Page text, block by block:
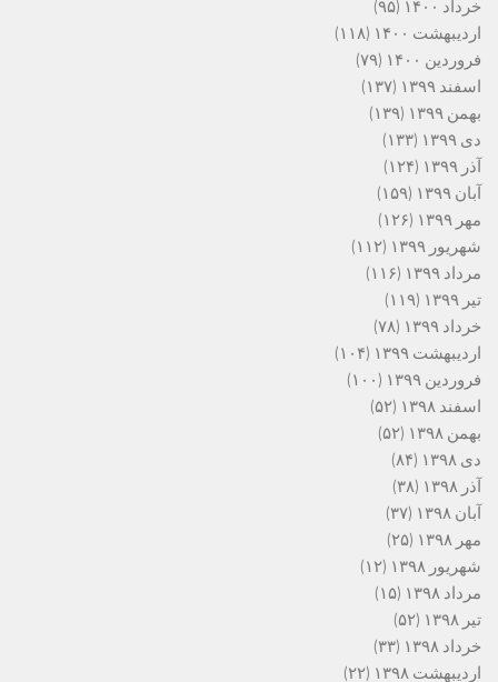
خرداد ۱۴۰۰
(۹۵)
اردیبهشت ۱۴۰۰
(۱۱۸)
فروردین ۱۴۰۰
(۷۹)
اسفند ۱۳۹۹
(۱۳۷)
بهمن ۱۳۹۹
(۱۳۹)
دی ۱۳۹۹
(۱۳۳)
آذر ۱۳۹۹
(۱۲۴)
آبان ۱۳۹۹
(۱۵۹)
مهر ۱۳۹۹
(۱۲۶)
شهریور ۱۳۹۹
(۱۱۲)
مرداد ۱۳۹۹
(۱۱۶)
تیر ۱۳۹۹
(۱۱۹)
خرداد ۱۳۹۹
(۷۸)
اردیبهشت ۱۳۹۹
(۱۰۴)
فروردین ۱۳۹۹
(۱۰۰)
اسفند ۱۳۹۸
(۵۲)
بهمن ۱۳۹۸
(۵۲)
دی ۱۳۹۸
(۸۴)
آذر ۱۳۹۸
(۳۸)
آبان ۱۳۹۸
(۳۷)
مهر ۱۳۹۸
(۲۵)
شهریور ۱۳۹۸
(۱۲)
مرداد ۱۳۹۸
(۱۵)
تیر ۱۳۹۸
(۵۲)
خرداد ۱۳۹۸
(۳۳)
اردیبهشت ۱۳۹۸
(۲۲)